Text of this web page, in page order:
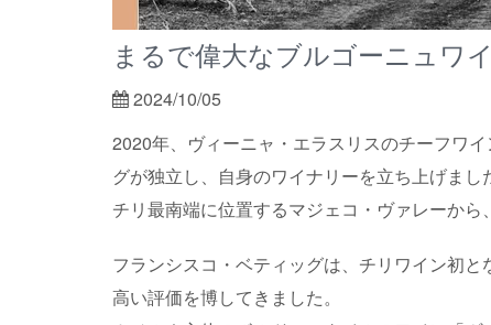
まるで偉大なブルゴーニュワ
2024/10/05
2020年、ヴィーニャ・エラスリスのチーフワ
グが独立し、自身のワイナリーを立ち上げまし
チリ最南端に位置するマジェコ・ヴァレーか
フランシスコ・ベティッグは、チリワイン初
高い評価を博してきました。